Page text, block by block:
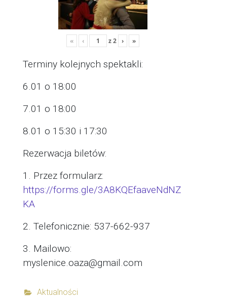
« ‹ z2 › »
Terminy kolejnych spektakli:
6.01 o 18:00
7.01 o 18:00
8.01 o 15:30 i 17:30
Rezerwacja biletów:
1. Przez formularz:
https://forms.gle/3A8KQEfaaveNdNZ
KA
2. Telefonicznie: 537-662-937
3. Mailowo:
myslenice.oaza@gmail.com
Aktualności